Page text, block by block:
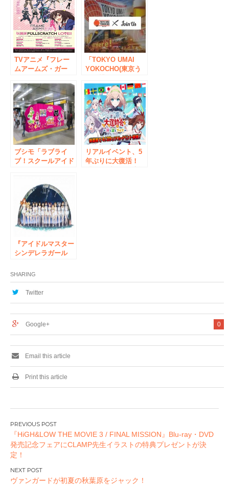
販売、秋葉原2店舗
ほか
式～先生も胸ふくら
む春！～』公式サイ
ト公開＆最新ニュー
スを発表！
TVアニメ『フレー
ムアームズ・ガー
キャンペーン「秋葉
原FULLSCRATCH
LOVE!!」 メニュー
＆特典グッズ公開！
いよいよ6月5日
（月）からスター
ト！
「TOKYO UMAI
YOKOCHO(東京う
USを見せると、毎
日1杯ドリンクが無
料に！さらに会場内
ユーザーを自動的に
マッチング！
ブシモ「ラブライ
ブ！スクールアイド
な画面でスクフェス
しよ♪～ぺたぺたフ
ェスティバル～』開
催のお知らせ
リアルイベント、5
年ぶりに大復活！
『アイドルマスター
シンデレラガール
グッドスマイル×ア
ニメイトカフェ秋葉
原で開催中!
SHARING
Twitter
0
Google+
Email this article
Print this article
投
稿
ナ
ビ
ゲ
『HiGH&LOW THE MOVIE 3 / FINAL MISSION』Blu-ray・DVD
発売記念フェアにCLAMP先生イラストの特典プレゼントが決
定！
ヴァンガードが初夏の秋葉原をジャック！